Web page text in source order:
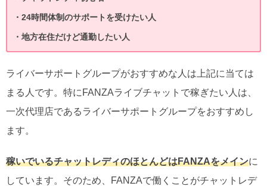
・24時間体制のサポートを受けたい人
・地方在住だけど通勤したい人
ライバーサポートグループがおすすめな人は上記に当ては
まる人です。特にFANZAライブチャットで稼ぎたい人は、
一次代理店であるライバーサポートグループをおすすめし
ます。
稼いでいるチャットレディのほとんどはFANZAをメインに
しています。そのため、FANZAで働くことがチャットレデ